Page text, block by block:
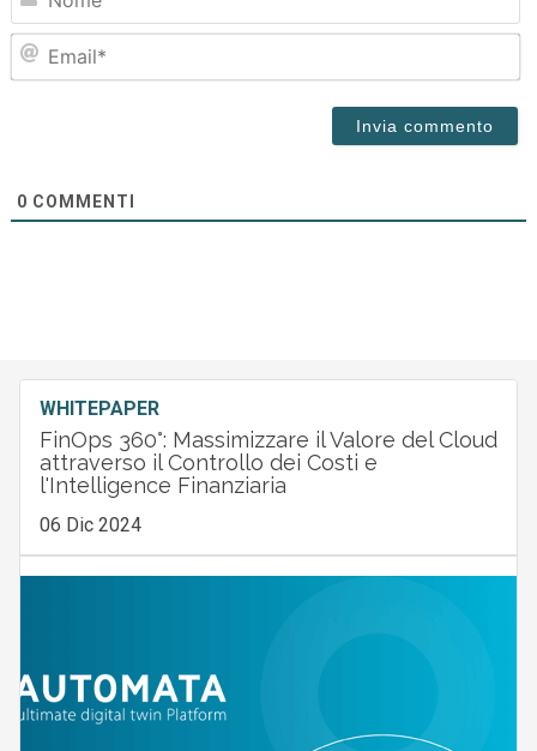
0 COMMENTI
WHITEPAPER
FinOps 360°: Massimizzare il Valore del Cloud
attraverso il Controllo dei Costi e
l'Intelligence Finanziaria
06 Dic 2024